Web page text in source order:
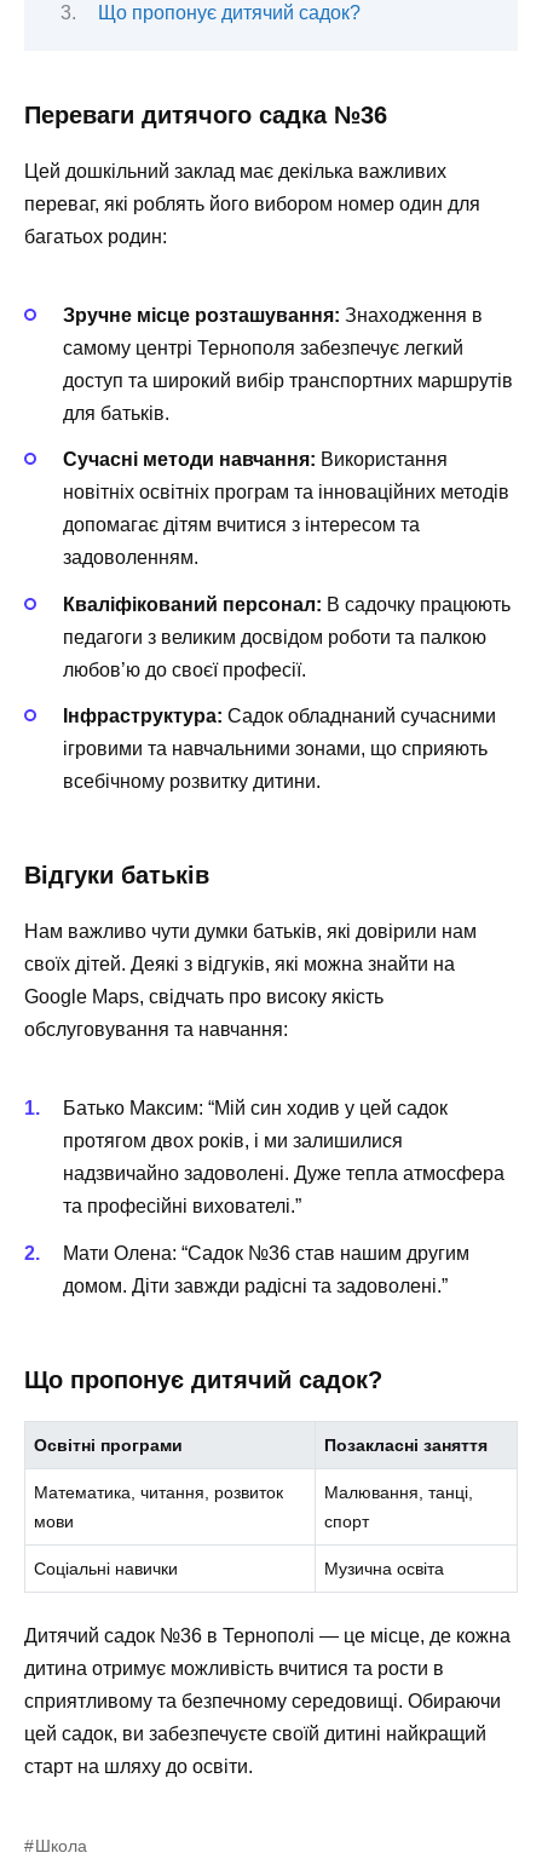
Що пропонує дитячий садок?
Переваги дитячого садка №36
Цей дошкільний заклад має декілька важливих
переваг, які роблять його вибором номер один для
багатьох родин:
Зручне місце розташування: Знаходження в
самому центрі Тернополя забезпечує легкий
доступ та широкий вибір транспортних маршрутів
для батьків.
Сучасні методи навчання: Використання
новітніх освітніх програм та інноваційних методів
допомагає дітям вчитися з інтересом та
задоволенням.
Кваліфікований персонал: В садочку працюють
педагоги з великим досвідом роботи та палкою
любов’ю до своєї професії.
Інфраструктура: Садок обладнаний сучасними
ігровими та навчальними зонами, що сприяють
всебічному розвитку дитини.
Відгуки батьків
Нам важливо чути думки батьків, які довірили нам
своїх дітей. Деякі з відгуків, які можна знайти на
Google Maps, свідчать про високу якість
обслуговування та навчання:
Батько Максим: “Мій син ходив у цей садок
протягом двох років, і ми залишилися
надзвичайно задоволені. Дуже тепла атмосфера
та професійні вихователі.”
Мати Олена: “Садок №36 став нашим другим
домом. Діти завжди радісні та задоволені.”
Що пропонує дитячий садок?
Освітні програми Позакласні заняття
Математика, читання, розвиток
мови
Малювання, танці,
спорт
Соціальні навички Музична освіта
Дитячий садок №36 в Тернополі — це місце, де кожна
дитина отримує можливість вчитися та рости в
сприятливому та безпечному середовищі. Обираючи
цей садок, ви забезпечуєте своїй дитині найкращий
старт на шляху до освіти.
Школа